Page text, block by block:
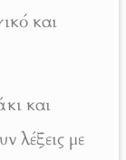
και
και
λέξεις με